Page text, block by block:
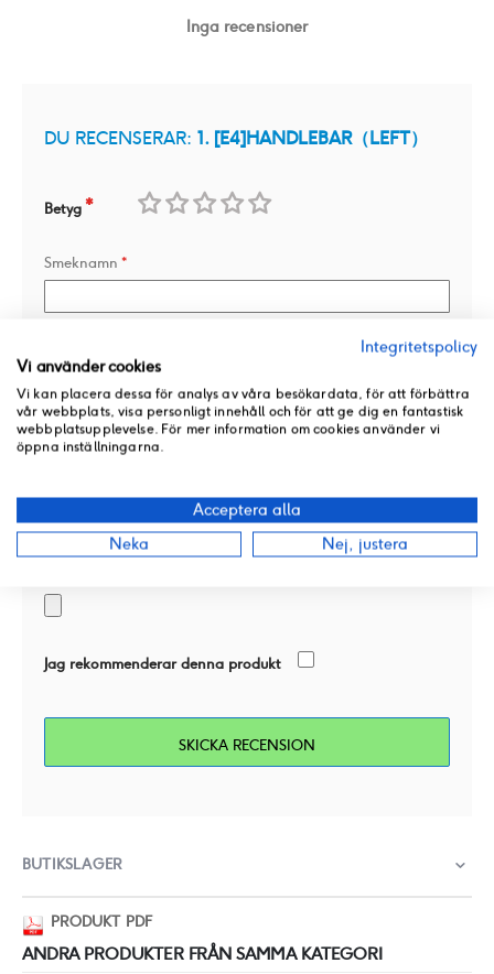
Inga recensioner
DU RECENSERAR: 1. [E4]HANDLEBAR（LEFT）
Betyg
Smeknamn
Recension
Jag rekommenderar denna produkt
SKICKA RECENSION
BUTIKSLAGER
PRODUKT PDF
ANDRA PRODUKTER FRÅN SAMMA KATEGORI
Integritetspolicy
Vi använder cookies
Vi kan placera dessa för analys av våra besökardata, för att förbättra
vår webbplats, visa personligt innehåll och för att ge dig en fantastisk
webbplatsupplevelse. För mer information om cookies använder vi
öppna inställningarna.
Acceptera alla
Neka
Nej, justera